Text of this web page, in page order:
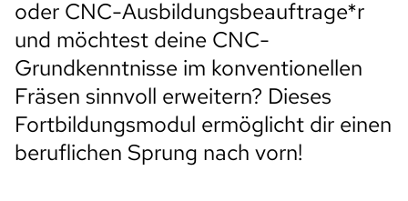
oder CNC-Ausbildungsbeauftrage*r
und möchtest deine CNC-
Grundkenntnisse im konventionellen
Fräsen sinnvoll erweitern? Dieses
Fortbildungsmodul ermöglicht dir einen
beruflichen Sprung nach vorn!